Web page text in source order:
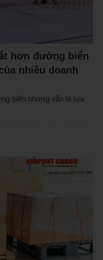
hơn đường biển
nhiều doanh
biển nhưng vẫn là lựa